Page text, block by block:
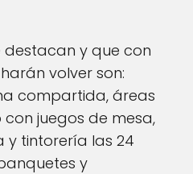
destacan y que con
volver son:
compartida, áreas
juegos de mesa,
y tintorería las 24
y